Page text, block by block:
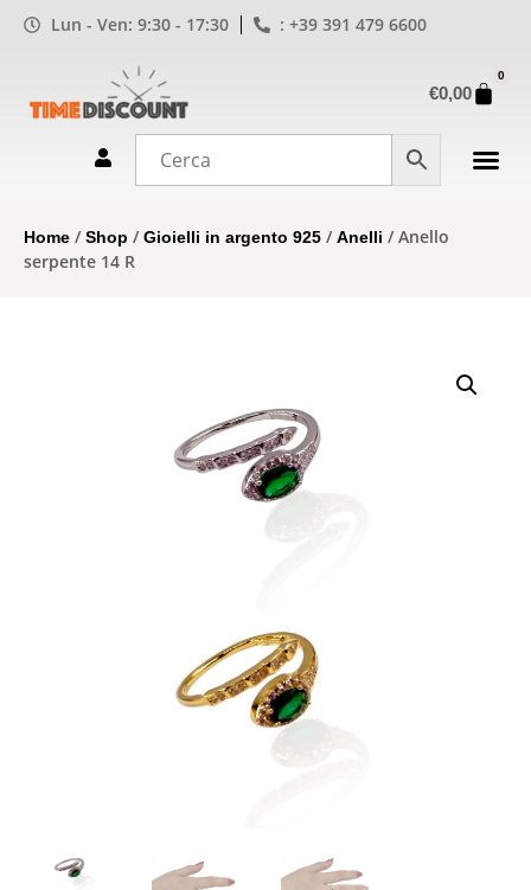
Lun - Ven: 9:30 - 17:30 : +39 391 479 6600
€0,00
0
Home /Shop /Gioielli in argento 925 /Anelli / Anello
serpente 14 R